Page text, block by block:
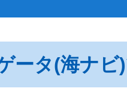
ータ(海ナビ